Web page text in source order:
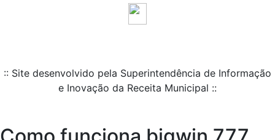
:: Site desenvolvido pela Superintendência de Informação
e Inovação da Receita Municipal ::